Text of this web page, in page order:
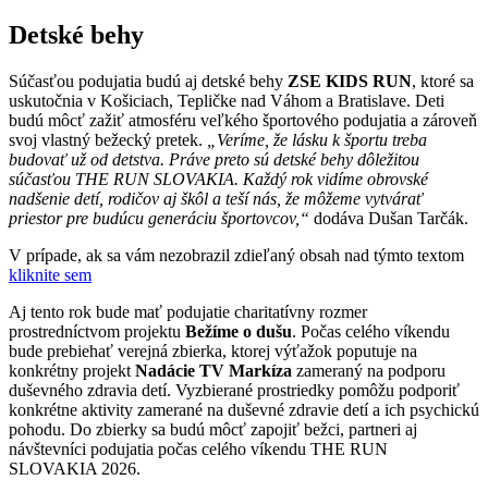
Detské behy
Súčasťou podujatia budú aj detské behy ZSE KIDS RUN, ktoré sa
uskutočnia v Košiciach, Tepličke nad Váhom a Bratislave. Deti
budú môcť zažiť atmosféru veľkého športového podujatia a zároveň
svoj vlastný bežecký pretek.
„Veríme, že lásku k športu treba
budovať už od detstva. Práve preto sú detské behy dôležitou
súčasťou THE RUN SLOVAKIA. Každý rok vidíme obrovské
nadšenie detí, rodičov aj škôl a teší nás, že môžeme vytvárať
priestor pre budúcu generáciu športovcov,“ dodáva Dušan Tarčák.
V prípade, ak sa vám nezobrazil zdieľaný obsah nad týmto textom
kliknite sem
Aj tento rok bude mať podujatie charitatívny rozmer
prostredníctvom projektu Bežíme o dušu. Počas celého víkendu
bude prebiehať verejná zbierka, ktorej výťažok poputuje na
konkrétny projekt Nadácie TV Markíza zameraný na podporu
duševného zdravia detí. Vyzbierané prostriedky pomôžu podporiť
konkrétne aktivity zamerané na duševné zdravie detí a ich psychickú
pohodu. Do zbierky sa budú môcť zapojiť bežci, partneri aj
návštevníci podujatia počas celého víkendu THE RUN
SLOVAKIA 2026.